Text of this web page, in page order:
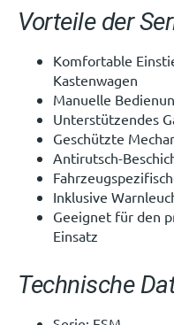
Vorteile der
Komfortable
Kastenwagen
Manuelle
Unterstützendes
Geschützte
Antirutsch-
Inklusive
Geeignet für den
Einsatz
Technische